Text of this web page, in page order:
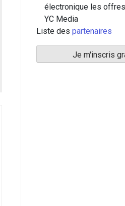
électronique les
YC Media
Liste des partenaires